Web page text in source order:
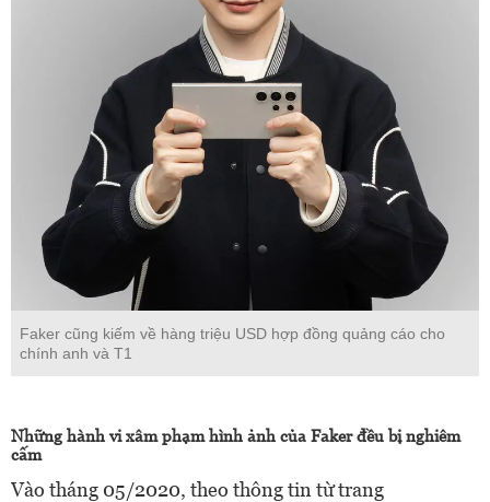
Faker cũng kiếm về hàng triệu USD hợp đồng quảng cáo cho
chính anh và T1
Những hành vi xâm phạm hình ảnh của Faker đều bị nghiêm
cấm
Vào tháng 05/2020, theo thông tin từ trang